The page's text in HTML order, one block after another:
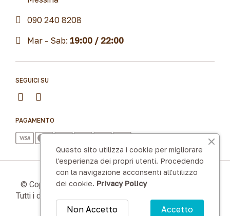
090 240 8208
Mar - Sab: 19:00 / 22:00
SEGUICI SU
PAGAMENTO
© Copyright 2025 Criscito s.n.c. p. iva 03496010830 |
Tutti i diritti sono riservati | Made with by
Questo sito utilizza i cookie per migliorare
l'esperienza dei propri utenti. Procedendo
con la navigazione acconsenti all'utilizzo
dei cookie. Privacy Policy
Accetto
Non Accetto